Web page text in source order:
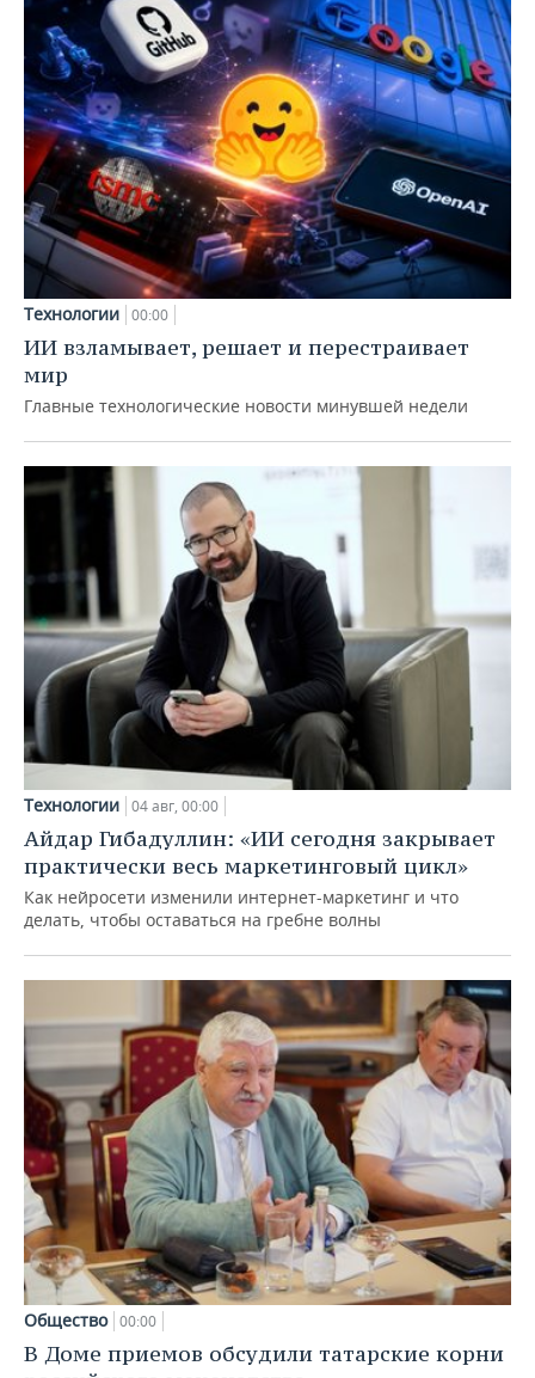
Технологии 00:00
ИИ взламывает, решает и перестраивает
мир
Главные технологические новости минувшей недели
Технологии 04 авг, 00:00
Айдар Гибадуллин: «ИИ сегодня закрывает
практически весь маркетинговый цикл»
Как нейросети изменили интернет-маркетинг и что
делать, чтобы оставаться на гребне волны
Общество 00:00
В Доме приемов обсудили татарские корни